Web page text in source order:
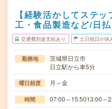
【経験活かしてステ
工・食品製造など/日
交通費別途支給あり 土日祝日が休
勤務地
茨城県日立市
日立駅から車5分
曜日頻度 月～金
時間 07:00～15:5013:00～